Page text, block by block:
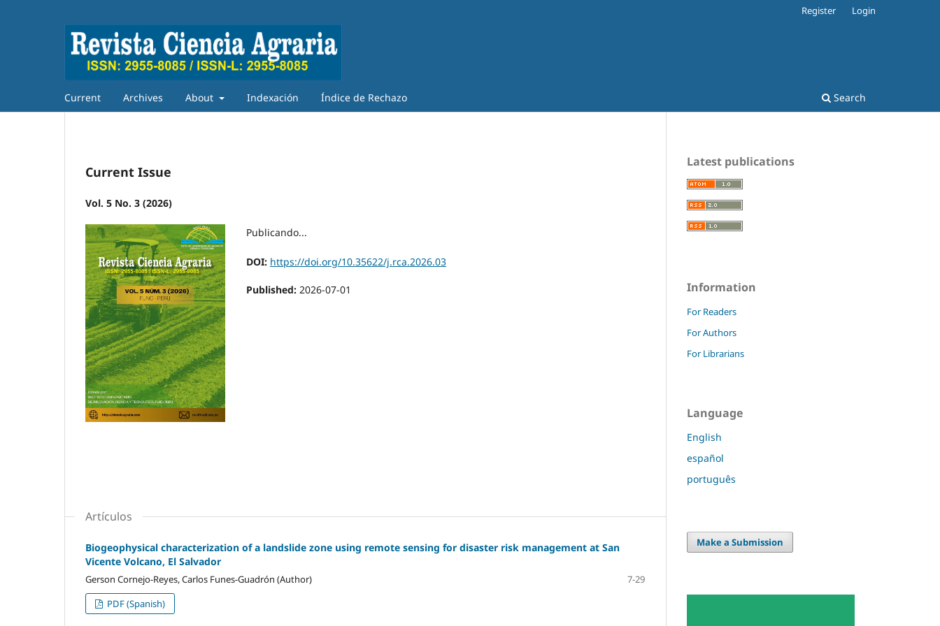
Current Archives About Indexación Índice de Rechazo Search
Register Login
Current Issue
Vol. 5 No. 3 (2026)
Publicando...
DOI: https://doi.org/10.35622/j.rca.2026.03
Published: 2026-07-01
Artículos
Biogeophysical characterization of a landslide zone using remote sensing for disaster risk management at San
Vicente Volcano, El Salvador
Gerson Cornejo-Reyes, Carlos Funes-Guadrón (Author)
7-29
PDF (Spanish)
Latest publications
Information
For Readers
For Authors
For Librarians
Language
English
español
português
Make a Submission